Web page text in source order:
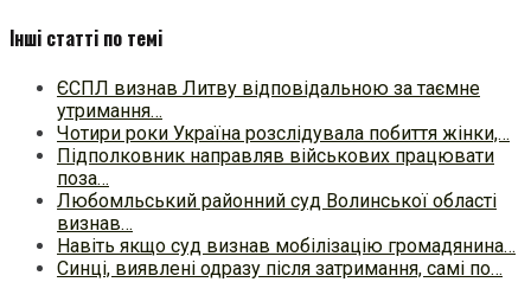
Інші статті по темі
ЄСПЛ визнав Литву відповідальною за таємне
утримання…
Чотири роки Україна розслідувала побиття жінки,…
Підполковник направляв військових працювати
поза…
Любомльський районний суд Волинської області
визнав…
Навіть якщо суд визнав мобілізацію громадянина…
Синці, виявлені одразу після затримання, самі по…